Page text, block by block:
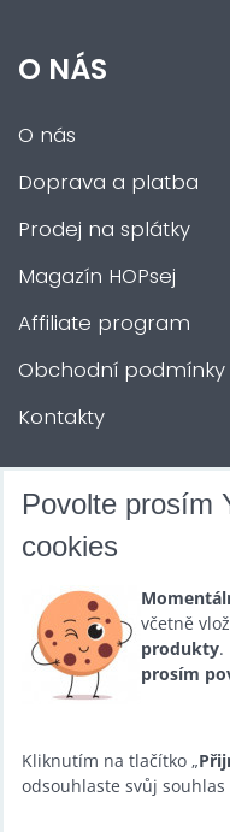
O NÁS
O nás
Doprava a platba
Prodej na splátky
Magazín HOPsej
Affiliate program
Obchodní podmínky
Kontakty
DALŠÍ SLUŽBY
Půjčovna
Promotéři
Kurzy a setkání
Velkoobchod
Nabídka práce
Povolte prosím
cookies
včetně
produkty.
prosím
Kliknutím na tlačítko „
odsouhlaste svůj